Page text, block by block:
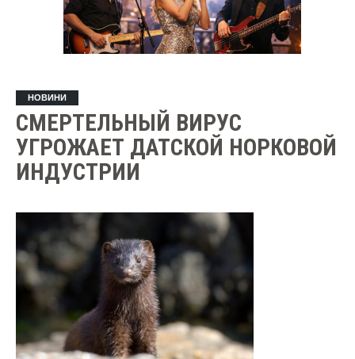
НОВИНИ
СМЕРТЕЛЬНЫЙ ВИРУС
УГРОЖАЕТ ДАТСКОЙ НОРКОВОЙ
ИНДУСТРИИ